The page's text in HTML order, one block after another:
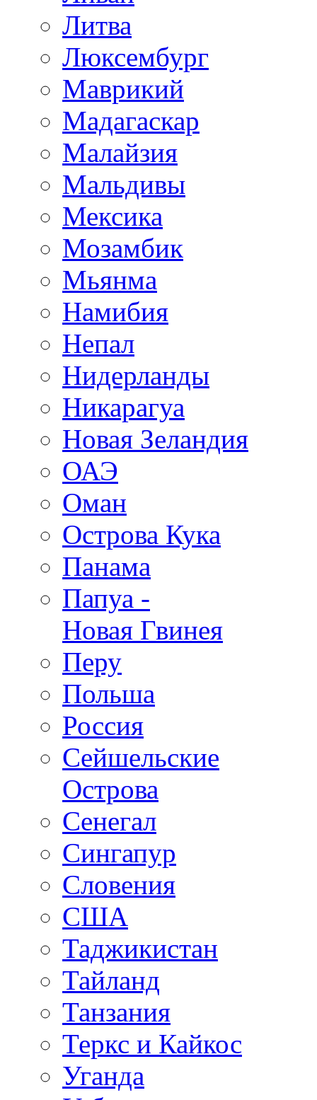
Литва
Люксембург
Маврикий
Мадагаскар
Малайзия
Мальдивы
Мексика
Мозамбик
Мьянма
Намибия
Непал
Нидерланды
Никарагуа
Новая Зеландия
ОАЭ
Оман
Острова Кука
Панама
Папуа -
Новая Гвинея
Перу
Польша
Россия
Сейшельские
Острова
Сенегал
Сингапур
Словения
США
Таджикистан
Тайланд
Танзания
Теркс и Кайкос
Уганда